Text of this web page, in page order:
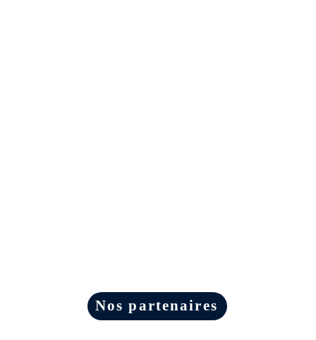
Nos partenaires